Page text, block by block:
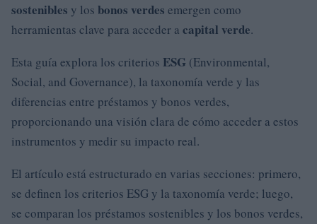
sostenibles y los bonos verdes emergen como
herramientas clave para acceder a capital verde.
Esta guía explora los criterios ESG (Environmental,
Social, and Governance), la taxonomía verde y las
diferencias entre préstamos y bonos verdes,
proporcionando una visión clara de cómo acceder a estos
instrumentos y medir su impacto real.
El artículo está estructurado en varias secciones: primero,
se definen los criterios ESG y la taxonomía verde; luego,
se comparan los préstamos sostenibles y los bonos verdes,